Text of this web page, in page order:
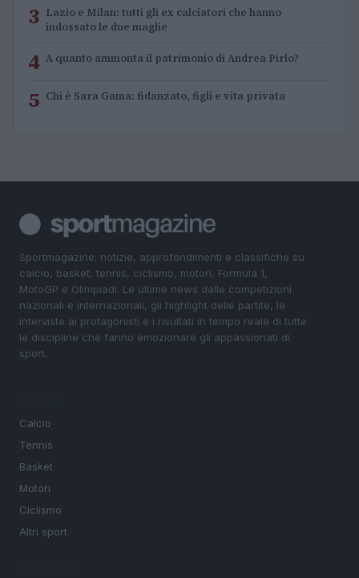
3 Lazio e Milan: tutti gli ex calciatori che hanno
indossato le due maglie
4 A quanto ammonta il patrimonio di Andrea Pirlo?
5 Chi è Sara Gama: fidanzato, figli e vita privata
Sportmagazine: notizie, approfondimenti e classifiche su
calcio, basket, tennis, ciclismo, motori, Formula 1,
MotoGP e Olimpiadi. Le ultime news dalle competizioni
nazionali e internazionali, gli highlight delle partite, le
interviste ai protagonisti e i risultati in tempo reale di tutte
le discipline che fanno emozionare gli appassionati di
sport.
Calcio
Tennis
Basket
Motori
Ciclismo
Altri sport